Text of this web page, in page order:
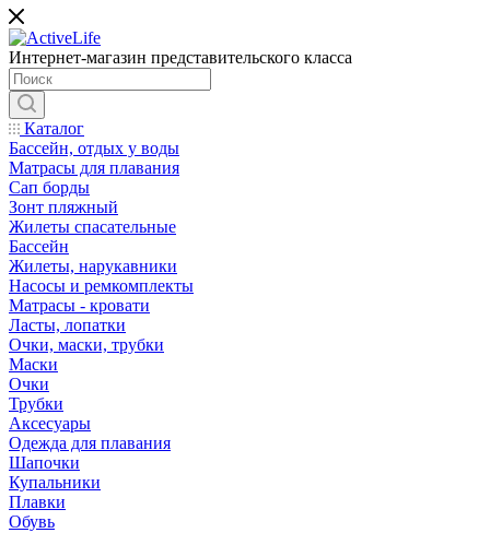
Интернет-магазин представительского класса
Каталог
Бассейн, отдых у воды
Матрасы для плавания
Сап борды
Зонт пляжный
Жилеты спасательные
Бассейн
Жилеты, нарукавники
Насосы и ремкомплекты
Матрасы - кровати
Ласты, лопатки
Очки, маски, трубки
Маски
Очки
Трубки
Аксесуары
Одежда для плавания
Шапочки
Купальники
Плавки
Обувь